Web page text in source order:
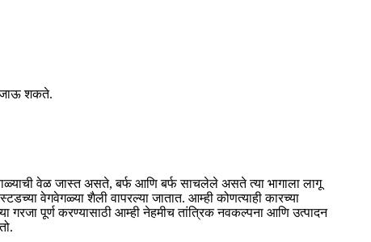
जाऊ शकते.
वेळ जास्त असते, बर्फ आणि बर्फ साचलेले असते त्या भागाला लागू
वेगवेगळ्या शैली वापरल्या जातात. आम्ही कोणत्याही कारच्या
गरजा पूर्ण करण्यासाठी आम्ही नेहमीच तांत्रिक नवकल्पना आणि उत्पादन